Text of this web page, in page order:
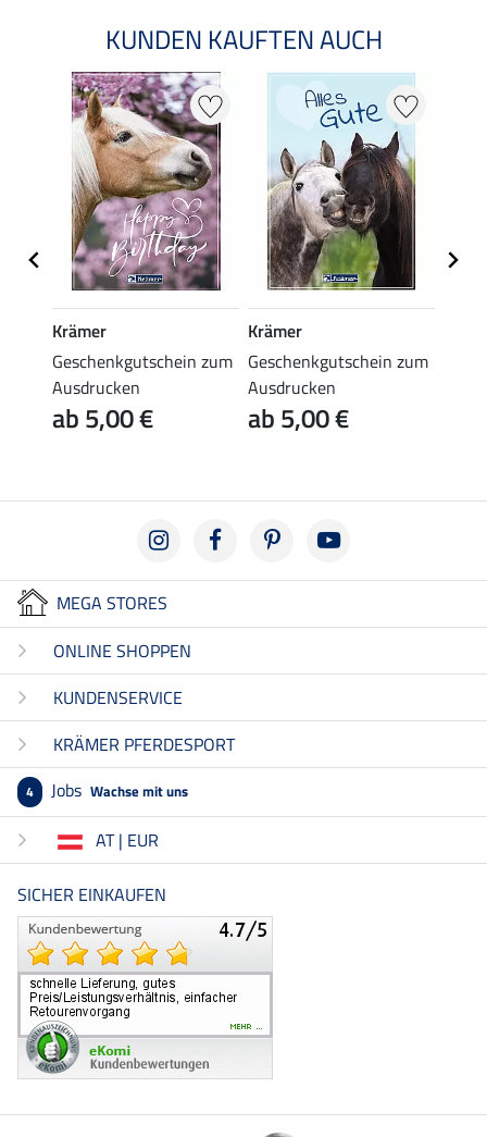
KUNDEN KAUFTEN AUCH
Krämer
Geschenkgutschein zum
Ausdrucken
ab 5,00 €
Krämer
Geschenkgutschein zum
Ausdrucken
ab 5,00 €
MEGA STORES
ONLINE SHOPPEN
KUNDENSERVICE
KRÄMER PFERDESPORT
4 Jobs Wachse mit uns
AT | EUR
SICHER EINKAUFEN